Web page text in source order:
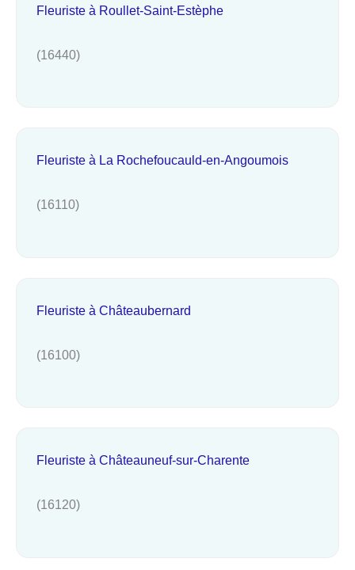
Fleuriste à Roullet-Saint-Estèphe
(16440)
Fleuriste à La Rochefoucauld-en-Angoumois
(16110)
Fleuriste à Châteaubernard
(16100)
Fleuriste à Châteauneuf-sur-Charente
(16120)